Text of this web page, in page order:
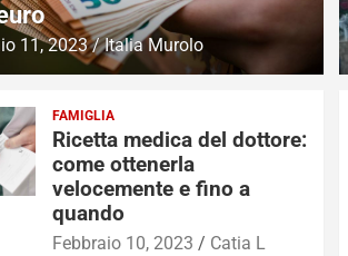
11, 2023 Italia Murolo
FAMIGLIA
Ricetta medica del dottore:
come ottenerla
velocemente e fino a
quando
Febbraio 10, 2023 Catia L